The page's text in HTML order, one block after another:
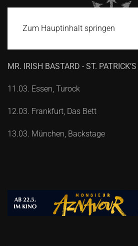
Zum Hauptinhalt springen
MR. IRISH BASTARD - ST.
11.03. Essen, Turock
12.03. Frankfurt, Das Bett
13.03. München, Backstage